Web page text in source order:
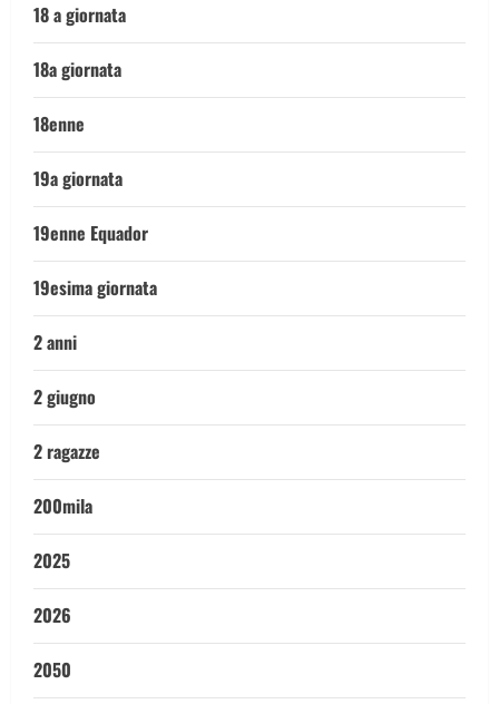
18 a giornata
18a giornata
18enne
19a giornata
19enne Equador
19esima giornata
2 anni
2 giugno
2 ragazze
200mila
2025
2026
2050